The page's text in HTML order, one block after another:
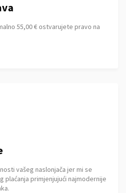
55,00 € ostvarujete pravo na
vašeg naslonjača jer mi se
plaćanja primjenjujući najmodernije